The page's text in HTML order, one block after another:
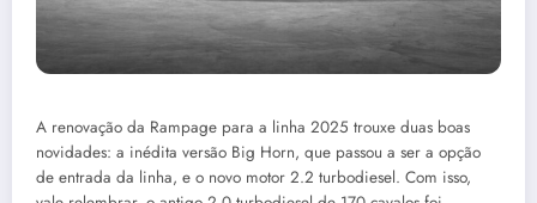
A renovação da Rampage para a linha 2025 trouxe duas boas
novidades: a inédita versão Big Horn, que passou a ser a opção
de entrada da linha, e o novo motor 2.2 turbodiesel. Com isso,